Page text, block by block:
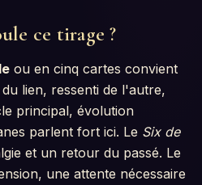
ce tirage ?
ou en cinq cartes convient
lien, ressenti de l'autre,
principal, évolution
parlent fort ici. Le Six de
et un retour du passé. Le
une attente nécessaire